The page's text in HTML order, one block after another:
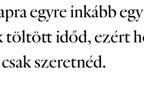
egyre inkább
időd, ezért
szeretnéd.